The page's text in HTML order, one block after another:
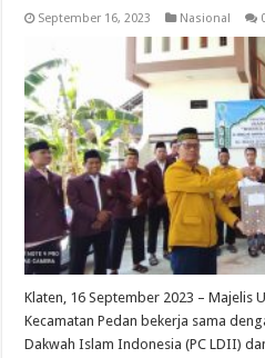
September 16, 2023 Nasional
Klaten, 16 September 2023 – Majelis
Kecamatan Pedan bekerja sama
Dakwah Islam Indonesia (PC LDII)